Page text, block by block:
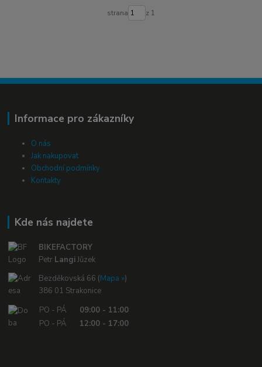
strana z 1
Informace pro zákazníky
O nás
Jak nakupovat
Obchodní podmínky
Kontakty
Kde nás najdete
BIKEFACTORY
Petr LangiJůzek
Bezděkovská 66 (Mapa »)
386 01 Strakonice
PO - PÁ
09:00 - 11:00
PO - PÁ
12:00 - 17:00